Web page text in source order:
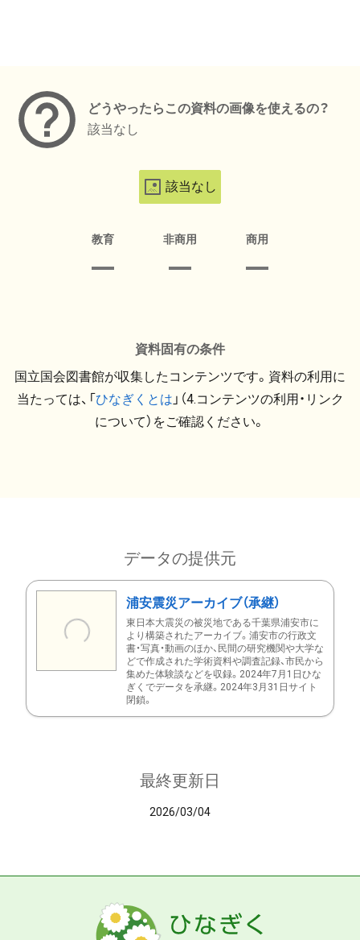
どうやったらこの資料の画像を使えるの？
該当なし
該当なし
教育 非商用 商用
資料固有の条件
国立国会図書館が収集したコンテンツです。資料の利用に
当たっては、「ひなぎくとは 」（4.コンテンツの利用・リンク
について）をご確認ください。
データの提供元
浦安震災アーカイブ（承継）
東日本大震災の被災地である千葉県浦安市に
より構築されたアーカイブ。浦安市の行政文
書・写真・動画のほか、民間の研究機関や大学な
どで作成された学術資料や調査記録、市民から
集めた体験談などを収録。2024年7月1日ひな
ぎくでデータを承継。2024年3月31日サイト
閉鎖。
最終更新日
2026/03/04